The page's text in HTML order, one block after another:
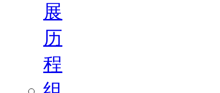
展
历
程